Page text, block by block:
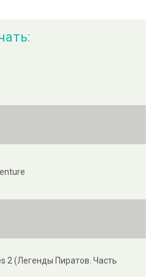
2 (Легенды Пиратов. Часть